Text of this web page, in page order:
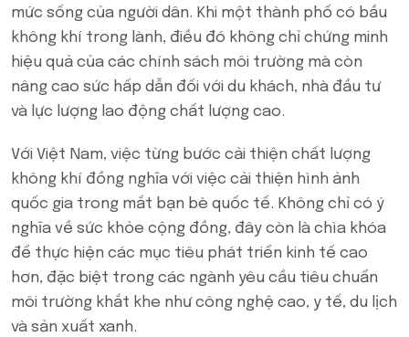
mức sống của người dân. Khi một thành phố có bầu
không khí trong lành, điều đó không chỉ chứng minh
hiệu quả của các chính sách môi trường mà còn
nâng cao sức hấp dẫn đối với du khách, nhà đầu tư
và lực lượng lao động chất lượng cao.
Với Việt Nam, việc từng bước cải thiện chất lượng
không khí đồng nghĩa với việc cải thiện hình ảnh
quốc gia trong mắt bạn bè quốc tế. Không chỉ có ý
nghĩa về sức khỏe cộng đồng, đây còn là chìa khóa
để thực hiện các mục tiêu phát triển kinh tế cao
hơn, đặc biệt trong các ngành yêu cầu tiêu chuẩn
môi trường khắt khe như công nghệ cao, y tế, du lịch
và sản xuất xanh.